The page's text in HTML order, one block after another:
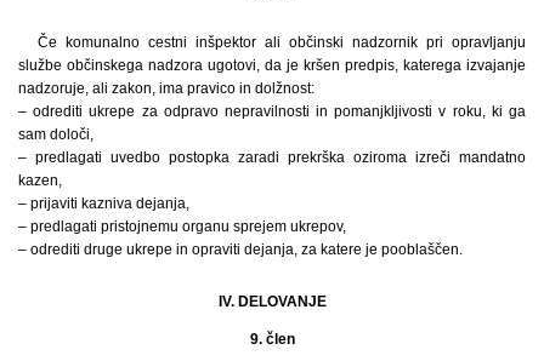
Če komunalno cestni inšpektor ali občinski nadzornik pri opravljanju
službe občinskega nadzora ugotovi, da je kršen predpis, katerega izvajanje
nadzoruje, ali zakon, ima pravico in dolžnost:
– odrediti ukrepe za odpravo nepravilnosti in pomanjkljivosti v roku, ki ga
sam določi,
– predlagati uvedbo postopka zaradi prekrška oziroma izreči mandatno
kazen,
– prijaviti kazniva dejanja,
– predlagati pristojnemu organu sprejem ukrepov,
– odrediti druge ukrepe in opraviti dejanja, za katere je pooblaščen.
IV. DELOVANJE
9. člen